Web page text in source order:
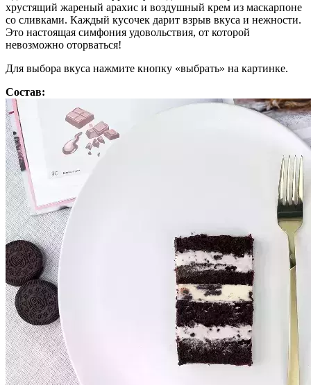
хрустящий жареный арахис и воздушный крем из маскарпоне
со сливками. Каждый кусочек дарит взрыв вкуса и нежности.
Это настоящая симфония удовольствия, от которой
невозможно оторваться!
Для выбора вкуса нажмите кнопку «выбрать» на картинке.
Состав: